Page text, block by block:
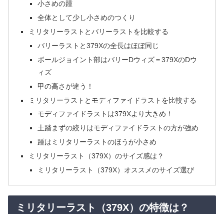
小さめの踵
全体として少し小さめのつくり
ミリタリーラストとバリーラストを比較する
バリーラストと379Xの全長はほぼ同じ
ボールジョイント部はバリーDウィズ＝379XのDウ
ィズ
甲の高さが違う！
ミリタリーラストとモディファイドラストを比較する
モディファイドラストは379Xより大きめ！
土踏まずの絞りはモディファイドラストの方が強め
踵はミリタリーラストのほうが小さめ
ミリタリーラスト（379X）のサイズ感は？
ミリタリーラスト（379X）オススメのサイズ選び
ミリタリーラスト（379X）の特徴は？